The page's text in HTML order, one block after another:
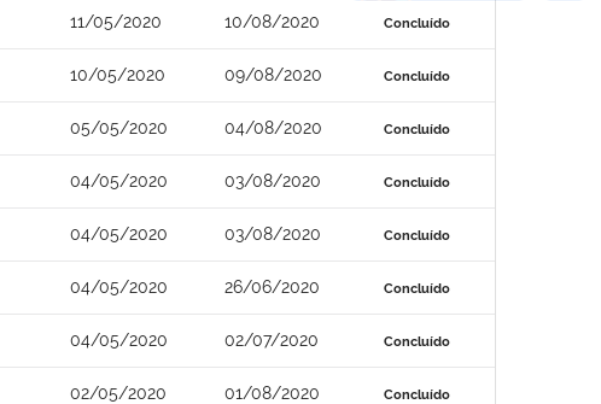
11/05/2020 10/08/2020 Concluído
10/05/2020 09/08/2020 Concluído
05/05/2020 04/08/2020 Concluído
04/05/2020 03/08/2020 Concluído
04/05/2020 03/08/2020 Concluído
04/05/2020 26/06/2020 Concluído
04/05/2020 02/07/2020 Concluído
02/05/2020 01/08/2020 Concluído